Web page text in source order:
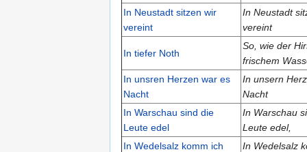
In Neustadt sitzen wir
vereint
In Neustadt
vereint
In tiefer Noth
So, wie der
frischem
In unsren Herzen war es
Nacht
In unsern
Nacht
In Warschau sind die
Leute edel
In Warschau
Leute edel,
In Wedelsalz komm ich
In Wedelsalz